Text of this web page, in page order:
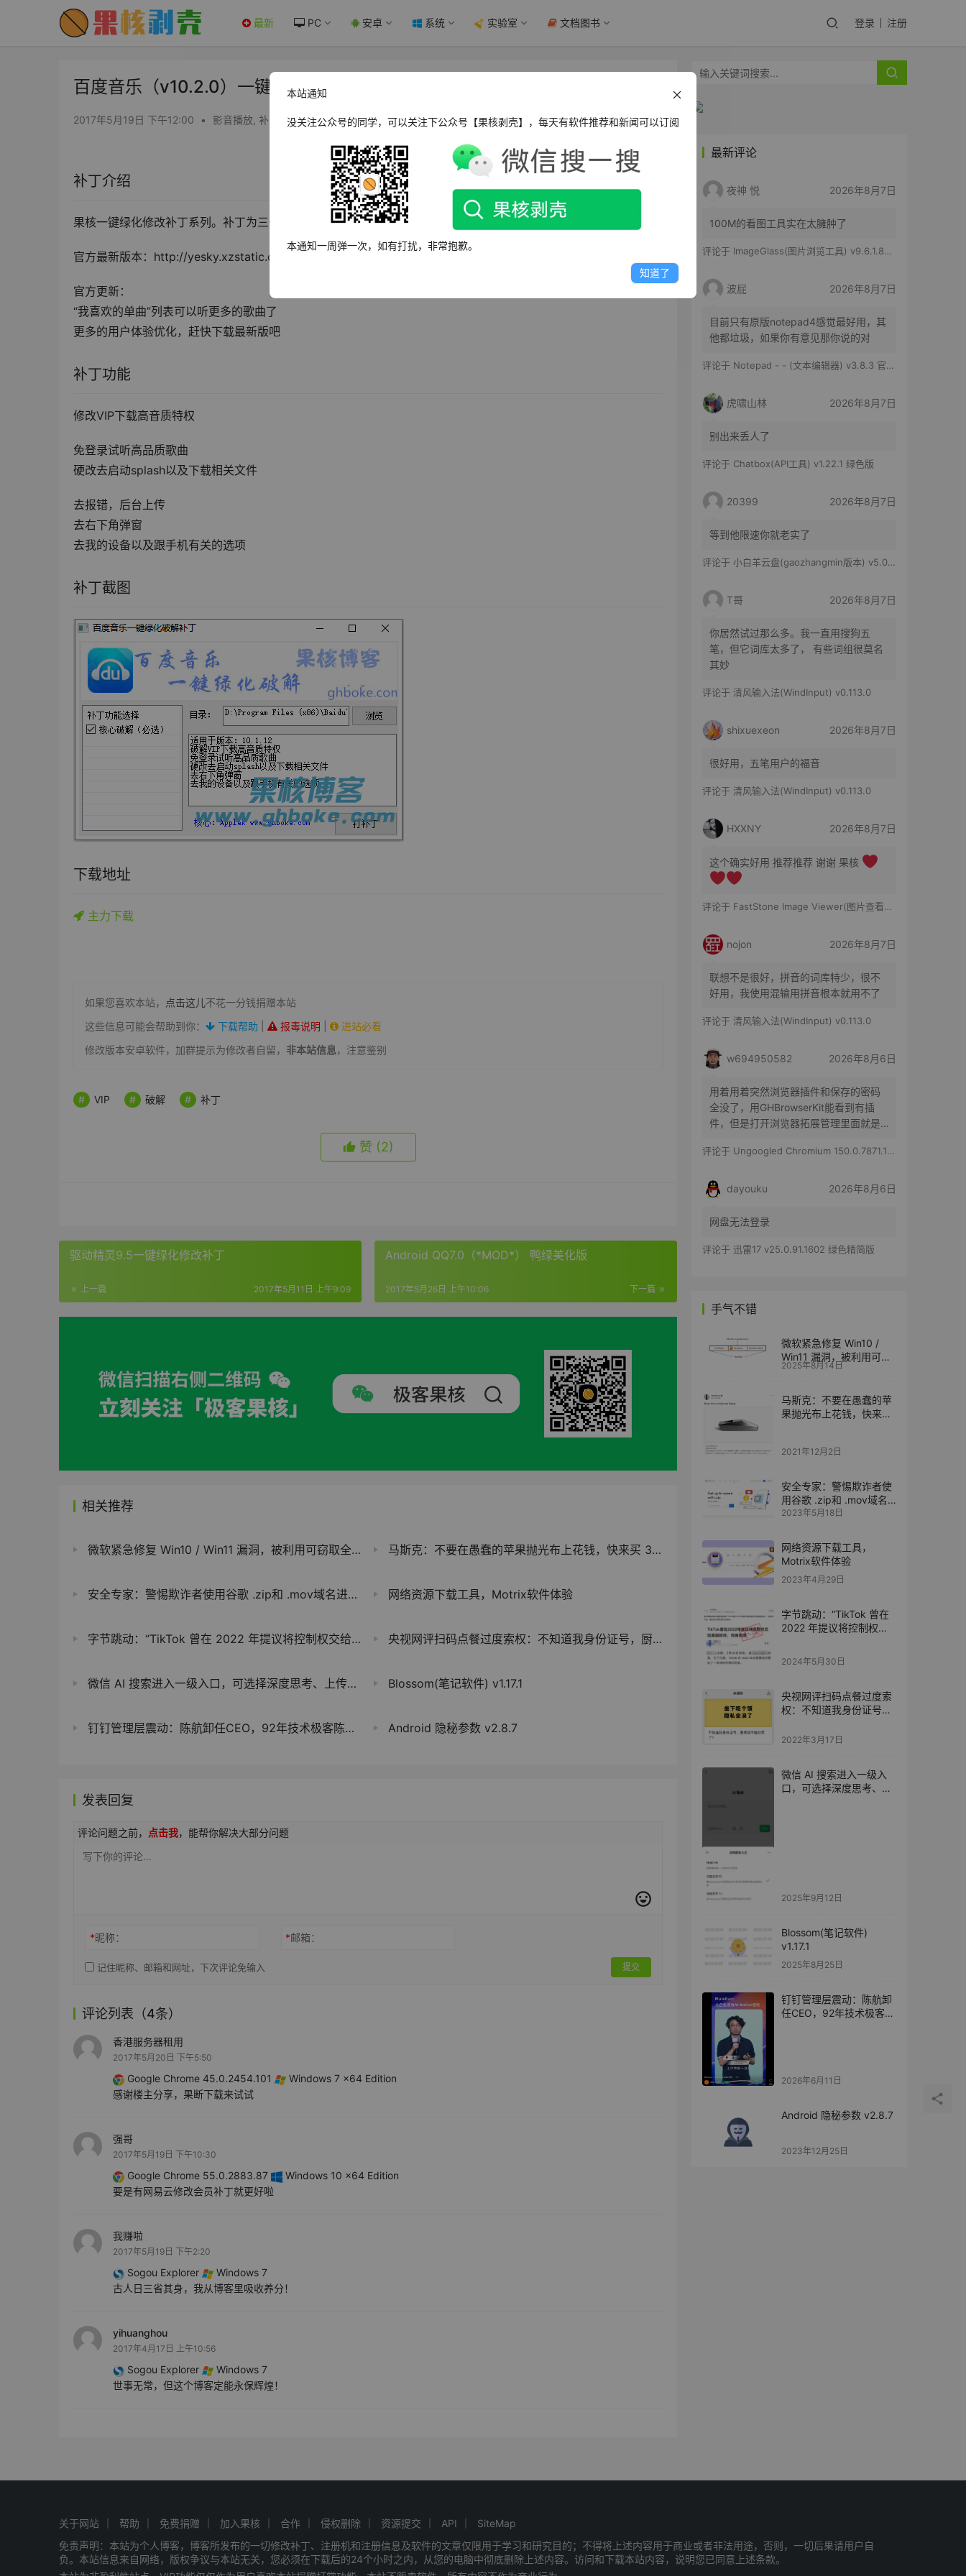
最新 PC 安卓 系统 实验室 文档图书 登录 注册
百度音乐（v10.2.0）一键绿化修改补丁 - 果核剥壳
2017年5月19日 下午12:00 • 影音播放 补丁/注册机
补丁介绍
果核一键绿化修改补丁系列。补丁为三代补丁，能够自动识别路径。请安装官方版本后使用本补丁
官方最新版本：http://yesky.xzstatic.com/2017/05/18/BaiduMusic_10.2.0.exe
官方更新：
“我喜欢的单曲”列表可以听更多的歌曲了
更多的用户体验优化，赶快下载最新版吧
补丁功能
修改VIP下载高音质特权
免登录试听高品质歌曲
硬改去启动splash以及下载相关文件
去报错，后台上传
去右下角弹窗
去我的设备以及跟手机有关的选项
补丁截图
下载地址
主力下载
如果您喜欢本站， 点击这儿不花一分钱捐赠本站
这些信息可能会帮助到你：
下载帮助 报毒说明
进站必看
修改版本安卓软件，加群提示为修改者自留， 非本站信息，注意鉴别
VIP 破解 补丁
赞 (2)
驱动精灵9.5一键绿化修改补丁
上一篇 2017年5月11日 上午9:09
Android QQ7.0（*MOD*） 鸭绿美化版
下一篇
2017年5月26日 上午10:06
相关推荐
微软紧急修复 Win10 / Win11 漏洞，被利用可窃取全盘加密数据 马斯克：不要在愚蠢的苹果抛光布上花钱，快来买 319 元的特斯拉哨子
安全专家：警惕欺诈者使用谷歌 .zip和 .mov域名进行网络钓鱼 网络资源下载工具，Motrix软件体验
字节跳动：“TikTok 曾在 2022 年提议将控制权交给美国政府”消息不实 央视网评扫码点餐过度索权：不知道我身份证号，厨师就不能炒菜了？
微信 AI 搜索进入一级入口，可选择深度思考、上传图片等 Blossom(笔记软件) v1.17.1
钉钉管理层震动：陈航卸任CEO，92年技术极客陈宇森接棒 Android 隐秘参数 v2.8.7
发表回复
评论问题之前， 点击我，能帮你解决大部分问题
*昵称： *邮箱：
记住昵称、邮箱和网址，下次评论免输入 提交
评论列表（4条）
香港服务器租用
2017年5月20日 下午5:50
Google Chrome 45.0.2454.101
Windows 7 x64 Edition
感谢楼主分享，果断下载来试试
强哥
2017年5月19日 下午10:30
Google Chrome 55.0.2883.87
Windows 10 x64 Edition
要是有网易云修改会员补丁就更好啦
我赚啦
2017年5月19日 下午2:20
Sogou Explorer
Windows 7
古人日三省其身，我从博客里吸收养分！
yihuanghou
2017年4月17日 上午10:56
Sogou Explorer
Windows 7
世事无常，但这个博客定能永保辉煌！
最新评论
夜神 悦 2026年8月7日
100M的看图工具实在太臃肿了
评论于 ImageGlass(图片浏览工具) v9.6.1.807 官方便携版
波屁 2026年8月7日
目前只有原版notepad4感觉最好用，其
他都垃圾，如果你有意见那你说的对
评论于 Notepad - - (文本编辑器) v3.8.3 官方版
虎啸山林 2026年8月7日
别出来丢人了
评论于 Chatbox(API工具) v1.22.1 绿色版
20399 2026年8月7日
等到他限速你就老实了
评论于 小白羊云盘(gaozhangmin版本) v5.0.14
T哥 2026年8月7日
你居然试过那么多。我一直用搜狗五
笔，但它词库太多了， 有些词组很莫名
其妙
评论于 清风输入法(WindInput) v0.113.0
shixuexeon 2026年8月7日
很好用，五笔用户的福音
评论于 清风输入法(WindInput) v0.113.0
HXXNY 2026年8月7日
这个确实好用 推荐推荐 谢谢 果核
评论于 FastStone Image Viewer(图片查看工具) v8.5 便携版
nojon 2026年8月7日
联想不是很好，拼音的词库特少，很不
好用，我使用混输用拼音根本就用不了
评论于 清风输入法(WindInput) v0.113.0
w694950582 2026年8月6日
用着用着突然浏览器插件和保存的密码
全没了，用GHBrowserKit能看到有插
件，但是打开浏览器拓展管理里面就是
评论于 Ungoogled Chromium 150.0.7871.186-1.1 果核优化便携版
dayouku 2026年8月6日
网盘无法登录
评论于 迅雷17 v25.0.91.1602 绿色精简版
手气不错
微软紧急修复 Win10 /
Win11 漏洞，被利用可窃
取全盘加密数据
2025年8月14日
马斯克：不要在愚蠢的苹
果抛光布上花钱，快来买
2021年12月2日
安全专家：警惕欺诈者使
用谷歌 .zip和 .mov域名
进行网络钓鱼
2023年5月18日
网络资源下载工具，
Motrix软件体验
2023年4月29日
字节跳动：“TikTok 曾在
2022 年提议将控制权交
2024年5月30日
央视网评扫码点餐过度索
权：不知道我身份证号，
2022年3月17日
微信 AI 搜索进入一级入
口，可选择深度思考、上
2025年9月12日
Blossom(笔记软件)
v1.17.1
2025年8月25日
钉钉管理层震动：陈航卸
任CEO，92年技术极客陈
2026年6月11日
Android 隐秘参数 v2.8.7
2023年12月25日
关于网站 帮助 免费捐赠 加入果核 合作 侵权删除 资源提交 API
SiteMap
免责声明：本站为个人博客，博客所发布的一切修改补丁、注册机和注册信息及软件的文章仅限用于学习和研究目的；不得将上述内容用于商业或者非法用途，否则，一切后果请用户自
负。本站信息来自网络，版权争议与本站无关，您必须在下载后的24个小时之内，从您的电脑中彻底删除上述内容。访问和下载本站内容，说明您已同意上述条款。
本站通知
没关注公众号的同学，可以关注下公众号【果核剥壳】，每天有软件推荐和新闻可以订阅
本通知一周弹一次，如有打扰，非常抱歉。
知道了